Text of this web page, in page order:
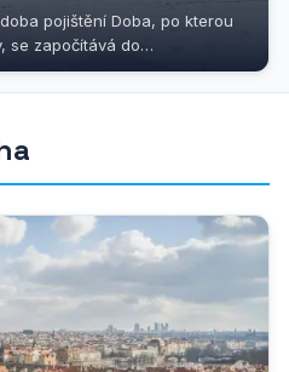
pojištění Doba, po kterou
se započítává do